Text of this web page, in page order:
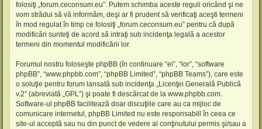
folosiţi „forum.ceconsum.eu”. Putem schimba aceste reguli oricând şi ne
vom strădui să vă informăm, deşi ar fi prudent să verificaţi aceşti termeni
în mod regulat în timp ce folosiţi „forum.ceconsum.eu” pentru că după
modificări sunteţi de acord să intraţi sub incidenţa legală a acestor
termeni din momentul modificării lor.
Forumul nostru foloseşte phpBB (în continuare “ei”, “lor”, “software
phpBB”, “www.phpbb.com”, “phpBB Limited”, “phpBB Teams”), care este
o soluţie pentru forum lansată sub incidenţa „Licenţei Generală Publică
v.2” (abreviată „GPL”) şi poate fi descărcat de la www.phpbb.com.
Software-ul phpBB facilitează doar discuţiile care au ca mijloc de
comunicare internetul, phpBB Limited nu este responsabill în ceea ce
site-ul acceptă sau nu din punct de vedere al conţinutului permis şi/sau a